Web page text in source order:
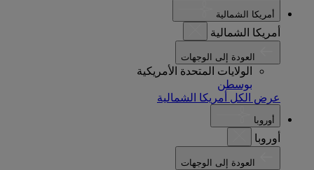
أمريكا الشمالية
أمريكا الشمالية
الولايات المتحدة الأمريكية
بوسطن
عرض الكل أمريكا الشمالية
أوروبا
أوروبا